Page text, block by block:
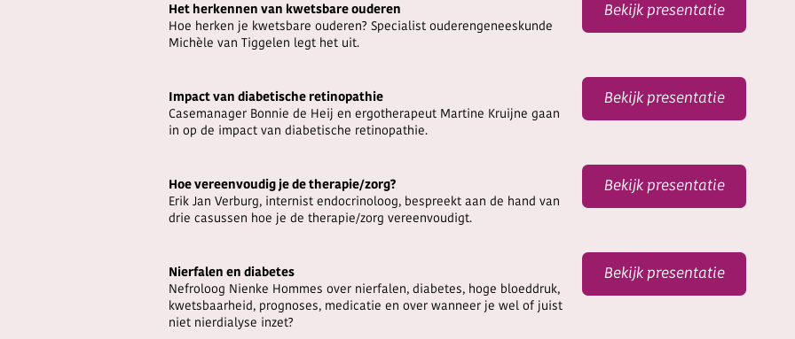
Het herkennen van kwetsbare ouderen
Hoe herken je kwetsbare ouderen? Specialist ouderengeneeskunde
Michèle van Tiggelen legt het uit.
Bekijk presentatie
Impact van diabetische retinopathie
Casemanager Bonnie de Heij en ergotherapeut Martine Kruijne gaan
in op de impact van diabetische retinopathie.
Bekijk presentatie
Hoe vereenvoudig je de therapie/zorg?
Erik Jan Verburg, internist endocrinoloog, bespreekt aan de hand van
drie casussen hoe je de therapie/zorg vereenvoudigt.
Bekijk presentatie
Nierfalen en diabetes
Nefroloog Nienke Hommes over nierfalen, diabetes, hoge bloeddruk,
kwetsbaarheid, prognoses, medicatie en over wanneer je wel of juist
niet nierdialyse inzet?
Bekijk presentatie